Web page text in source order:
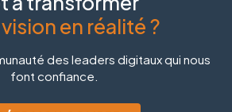
en réalité ?
des leaders digitaux qui nous
font confiance.